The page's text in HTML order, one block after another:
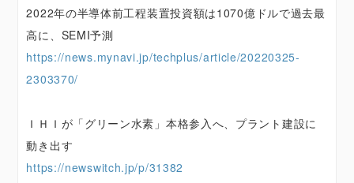
2022年の半導体前工程装置投資額は1070億ドルで過去最
高に、SEMI予測
https://news.mynavi.jp/techplus/article/20220325-
2303370/
ＩＨＩが「グリーン水素」本格参入へ、プラント建設に
動き出す
https://newswitch.jp/p/31382